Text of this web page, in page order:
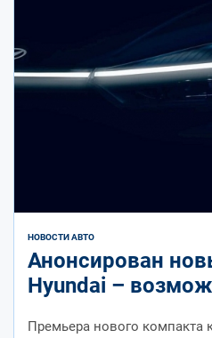
НОВОСТИ АВТО
Анонсирован
Hyundai –
Премьера нового компакта